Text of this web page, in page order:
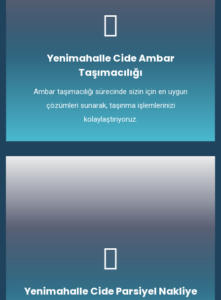
Yenimahalle Cide Ambar
Taşımacılığı
Ambar taşımacılığı sürecinde sizin için en uygun
çözümleri sunarak, taşınma işlemlerinizi
kolaylaştırıyoruz.
Yenimahalle Cide Parsiyel Nakliye